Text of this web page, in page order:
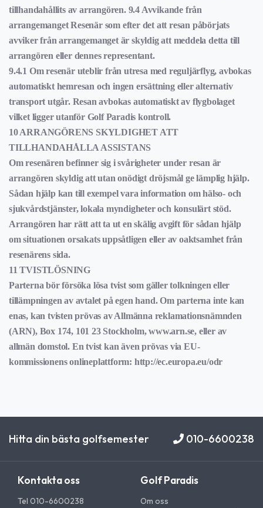
tillhandahållits av arrangören. 9.4 Avvikande från
arrangemanget Resenär som efter det att resan påbörjats
avviker från arrangemanget är skyldig att meddela detta till
arrangören eller dennes representant.
9.4.1 Om resenär uteblir från utresa med reguljärflyg, avbokas
automatiskt hemresan och ingen ersättning eller alternativ
transport utgår. Resan avbokas automatiskt av flygbolaget
vilket ligger utanför Golf Paradis kontroll.
10 ARRANGÖRENS SKYLDIGHET ATT
TILLHANDAHÅLLA ASSISTANS
Om resenären befinner sig i svårigheter under resan är
arrangören skyldig att utan onödigt dröjsmål ge lämplig hjälp.
Sådan hjälp kan till exempel vara information om hälso- och
sjukvårdstjänster, lokala myndigheter och konsulärt stöd.
Arrangören har rätt att ta ut en skälig avgift för sådan hjälp
om situationen orsakats uppsåtligen eller av oaktsamhet från
resenärens sida.
11 TVISTLÖSNING
Parterna bör försöka lösa tvist som gäller tolkningen eller
tillämpningen av avtalet på egen hand. Om parterna inte kan
enas, kan tvisten prövas av Allmänna reklamationsnämnden
(ARN), Box 174, 101 23 Stockholm, www.arn.se, eller av
allmän domstol. En tvist kan även prövas via EU-
kommissionens onlineplattform: http://ec.europa.eu/odr
Hitta din bästa golfsemester 010-6600238
Kontakta oss
Tel 010-6600238
Golf Paradis
Om oss